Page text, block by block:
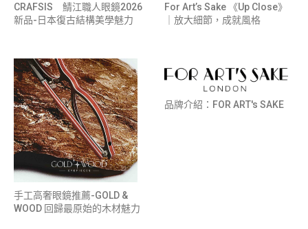
CRAFSIS 鯖江職人眼鏡2026
新品-日本復古結構美學魅力
For Art’s Sake 《Up Close》
｜放大細節，成就風格
手工高奢眼鏡推薦-GOLD &
WOOD 回歸最原始的木材魅力
品牌介紹：FOR ART's SAKE